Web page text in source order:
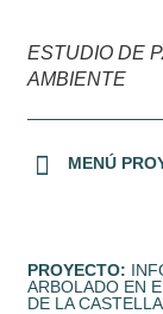
ESTUDIO DE
AMBIENTE
MENÚ
PROYECTO:
ARBOLADO EN
DE LA